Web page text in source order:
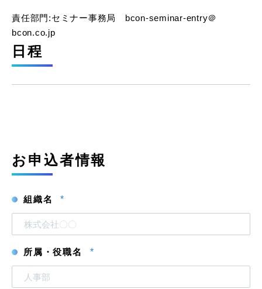
責任部門:セミナー事務局 bcon-seminar-entry＠
bcon.co.jp
日程
お申込者情報
組織名 *
所属・役職名 *